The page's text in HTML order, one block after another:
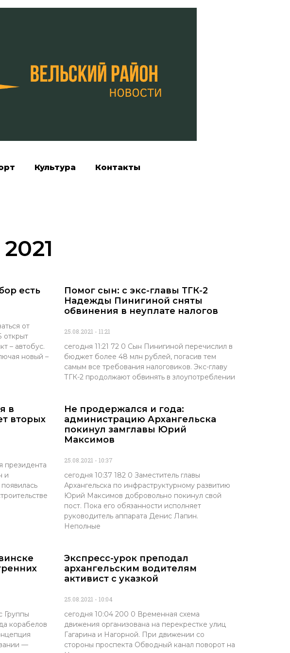
Культура Контакты
есть
от
открыт
– автобус.
новый –
Помог сын: с экс-главы ТГК-2
Надежды Пинигиной сняты
обвинения в неуплате налогов
25.08.2021 11:21
сегодня 11:21 72 0 Сын Пинигиной перечислил в
бюджет более 48 млн рублей, погасив тем
самым все требования налоговиков. Экс-главу
ТГК-2 продолжают обвинять в злоупотреблении
в
вторых
президента
и
Не продержался и года:
администрацию Архангельска
покинул замглавы Юрий
Максимов
25.08.2021 10:37
сегодня 10:37 182 0 Заместитель главы
Архангельска по инфраструктурному развитию
Юрий Максимов добровольно покинул свой
пост. Пока его обязанности исполняет
руководитель аппарата Денис Лапин.
Неполные
Группы
корабелов
—
Экспресс-урок преподал
архангельским водителям
активист с указкой
25.08.2021 10:04
сегодня 10:04 200 0 Временная схема
движения организована на перекрестке улиц
Гагарина и Нагорной. При движении со
стороны проспекта Обводный канал поворот на